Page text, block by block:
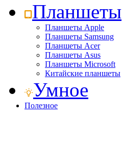
Планшеты
Планшеты Apple
Планшеты Samsung
Планшеты Acer
Планшеты Asus
Планшеты Microsoft
Китайские планшеты
Умное
Полезное